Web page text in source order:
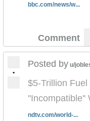
bbc.com/news/w...
Comment
•
Posted by u/
$5-Trillion
''Incompatible''
ndtv.com/world-...